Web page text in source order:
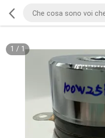
1 / 1